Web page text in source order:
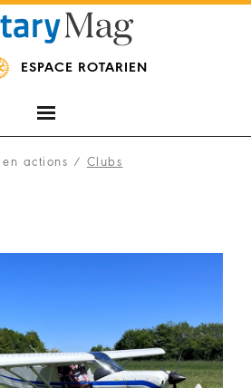
ESPACE ROTARIEN
en actions / Clubs
cookies